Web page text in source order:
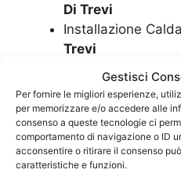
Gestisci
Per fornire le migliori esperienze,
per memorizzare e/o accedere alle
consenso a queste tecnologie ci
comportamento di navigazione o ID
acconsentire o ritirare il consenso
caratteristiche e funzioni.
Di Trevi
Installazione
Trevi
Installazione
Trevi
Installazione
Trevi
Installazione
Fontana Di Trevi